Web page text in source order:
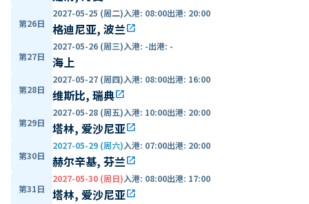
第26日
2027-05-25 (周二)入港: 08:00出港: 20:00
格迪尼亚, 波兰open_in_new
第27日
2027-05-26 (周三)入港: -出港: -
海上
第28日
2027-05-27 (周四)入港: 08:00出港: 16:00
维斯比, 瑞典open_in_new
第29日
2027-05-28 (周五)入港: 10:00出港: 20:00
塔林, 爱沙尼亚open_in_new
第30日
2027-05-29 (周六)入港: 07:00出港: 20:00
赫尔辛基, 芬兰open_in_new
第31日
2027-05-30 (周日)入港: 08:00出港: 17:00
塔林, 爱沙尼亚open_in_new